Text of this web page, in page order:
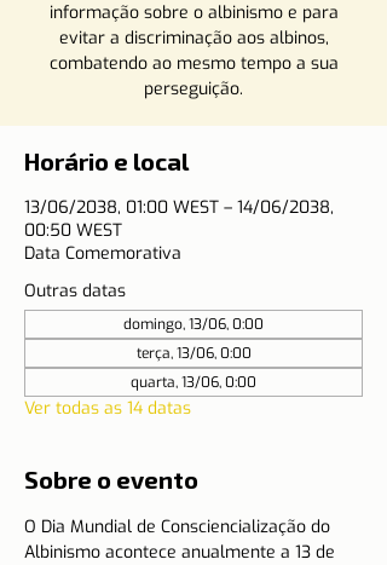
informação sobre o albinismo e para
evitar a discriminação aos albinos,
combatendo ao mesmo tempo a sua
perseguição.
Horário e local
13/06/2038, 01:00 WEST – 14/06/2038,
00:50 WEST
Data Comemorativa
Outras datas
domingo, 13/06, 0:00
terça, 13/06, 0:00
quarta, 13/06, 0:00
Ver todas as 14 datas
Sobre o evento
O Dia Mundial de Consciencialização do
Albinismo acontece anualmente a 13 de